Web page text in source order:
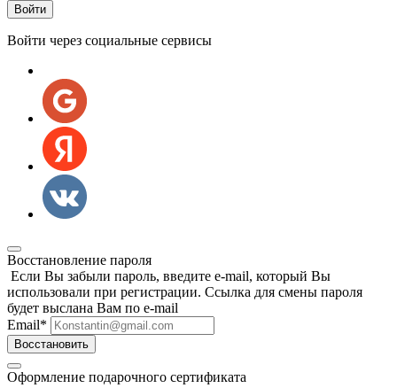
Войти через социальные сервисы
Восстановление пароля
Если Вы забыли пароль, введите e-mail, который Вы
использовали при регистрации. Ссылка для смены пароля
будет выслана Вам по e-mail
Email*
Восстановить
Оформление подарочного сертификата